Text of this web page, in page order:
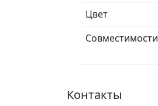
Цвет
Совместимости
Контакты